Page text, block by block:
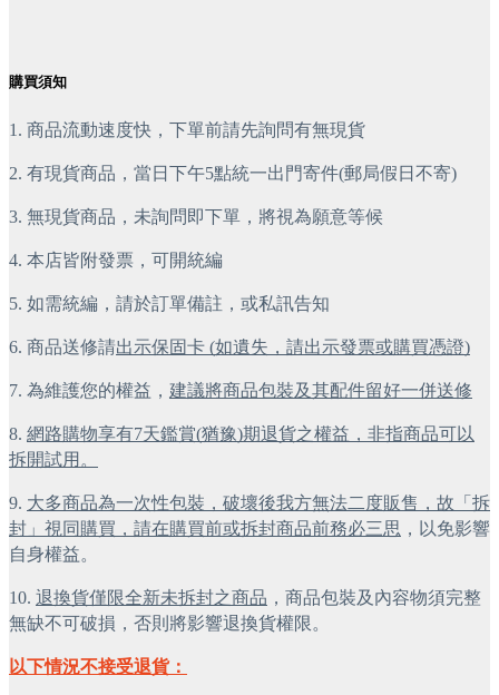
購買須知
1. 商品流動速度快，下單前請先詢問有無現貨
2. 有現貨商品，當日下午5點統一出門寄件(郵局假日不寄)
3. 無現貨商品，未詢問即下單，將視為願意等候
4. 本店皆附發票，可開統編
5. 如需統編，請於訂單備註，或私訊告知
6. 商品送修請出示保固卡 (如遺失，請出示發票或購買憑證)
7. 為維護您的權益， 建議將商品包裝及其配件留好一併送修
8. 網路購物享有7天鑑賞(猶豫)期退貨之權益，非指商品可以
拆開試用。
9. 大多商品為一次性包裝，破壞後我方無法二度販售，故「拆
封」視同購買，請在購買前或拆封商品前務必三思 ，以免影響
自身權益。
10. 退換貨僅限全新未拆封之商品 ，商品包裝及內容物須完整
無缺不可破損，否則將影響退換貨權限。
以下情況不接受退貨：